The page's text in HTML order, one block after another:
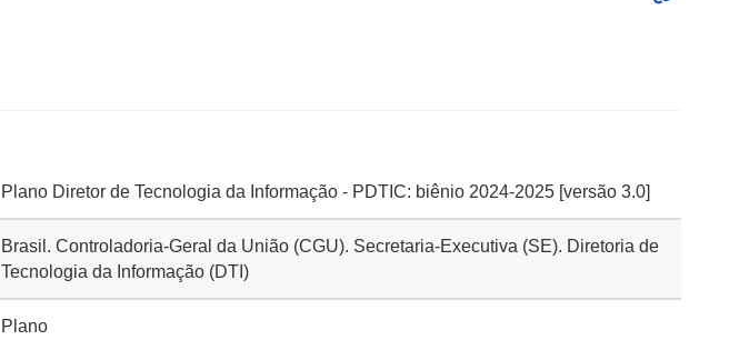
Plano Diretor de Tecnologia da Informação - PDTIC: biênio 2024-2025 [versão 3.0]
Brasil. Controladoria-Geral da União (CGU). Secretaria-Executiva (SE). Diretoria de
Tecnologia da Informação (DTI)
Plano